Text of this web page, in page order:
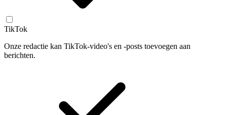
TikTok
Onze redactie kan TikTok-video's en -posts toevoegen aan
berichten.